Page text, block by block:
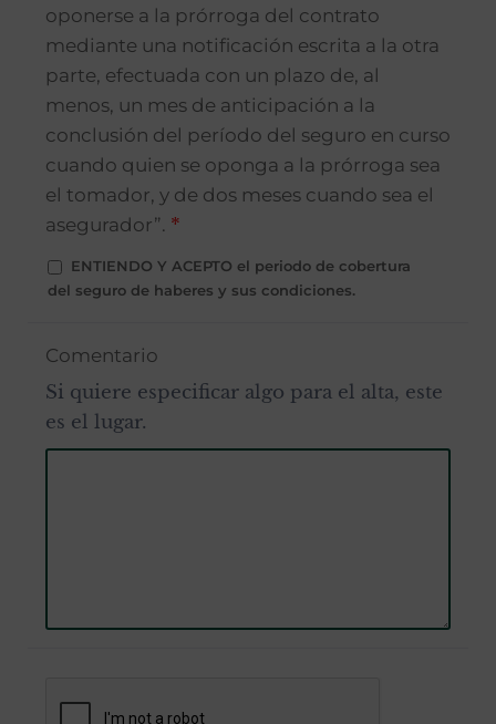
oponerse a la prórroga del contrato
mediante una notificación escrita a la otra
parte, efectuada con un plazo de, al
menos, un mes de anticipación a la
conclusión del período del seguro en curso
cuando quien se oponga a la prórroga sea
el tomador, y de dos meses cuando sea el
asegurador”. *
ENTIENDO Y ACEPTO el periodo de cobertura
del seguro de haberes y sus condiciones.
Comentario
Si quiere especificar algo para el alta, este
es el lugar.